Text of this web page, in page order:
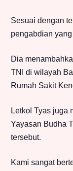
Sesuai dengan
pengabdian
Dia
TNI di wilayah
Rumah Sakit
Letkol Tyas juga
Yayasan Budha
tersebut.
Kami sangat